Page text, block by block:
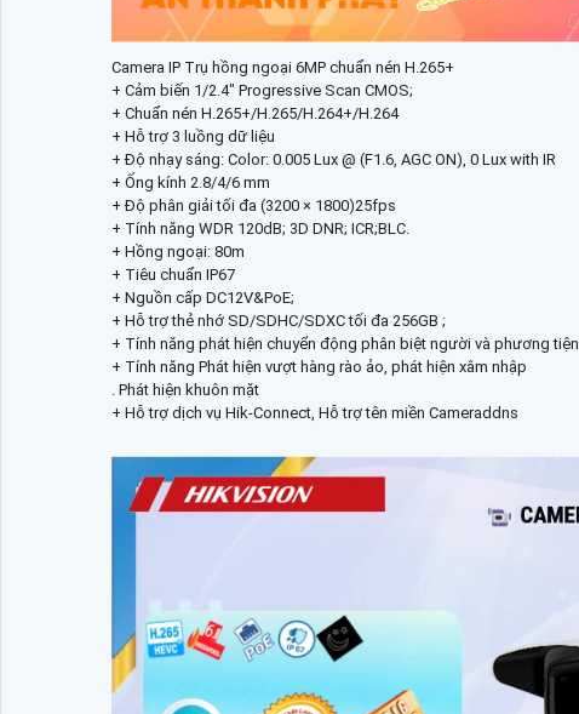
Camera IP Trụ hồng ngoại 6MP chuẩn nén H.265+
+ Cảm biến 1/2.4" Progressive Scan CMOS;
+ Chuẩn nén H.265+/H.265/H.264+/H.264
+ Hỗ trợ 3 luồng dữ liệu
+ Độ nhạy sáng: Color: 0.005 Lux @ (F1.6, AGC ON), 0 Lux with IR
+ Ống kính 2.8/4/6 mm
+ Độ phân giải tối đa (3200 × 1800)25fps
+ Tính năng WDR 120dB; 3D DNR; ICR;BLC.
+ Hồng ngoại: 80m
+ Tiêu chuẩn IP67
+ Nguồn cấp DC12V&PoE;
+ Hỗ trợ thẻ nhớ SD/SDHC/SDXC tối đa 256GB ;
+ Tính năng phát hiện chuyển động phân biệt người và phương tiện
+ Tính năng Phát hiện vượt hàng rào ảo, phát hiện xâm nhập
. Phát hiện khuôn mặt
+ Hỗ trợ dịch vụ Hik-Connect, Hỗ trợ tên miền Cameraddns